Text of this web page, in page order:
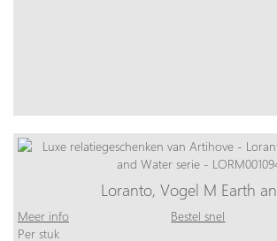
Loranto, Vogel M Earth
Meer info Bestel snel
Per stuk